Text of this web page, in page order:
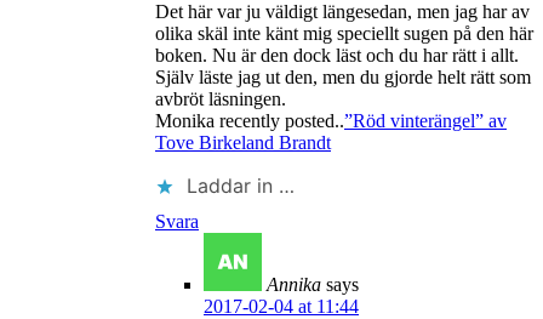
Det här var ju väldigt längesedan, men jag har av
olika skäl inte känt mig speciellt sugen på den här
boken. Nu är den dock läst och du har rätt i allt.
Själv läste jag ut den, men du gjorde helt rätt som
avbröt läsningen.
Monika recently posted..”Röd vinterängel” av
Tove Birkeland Brandt
Laddar in …
Svara
Annika says
2017-02-04 at 11:44